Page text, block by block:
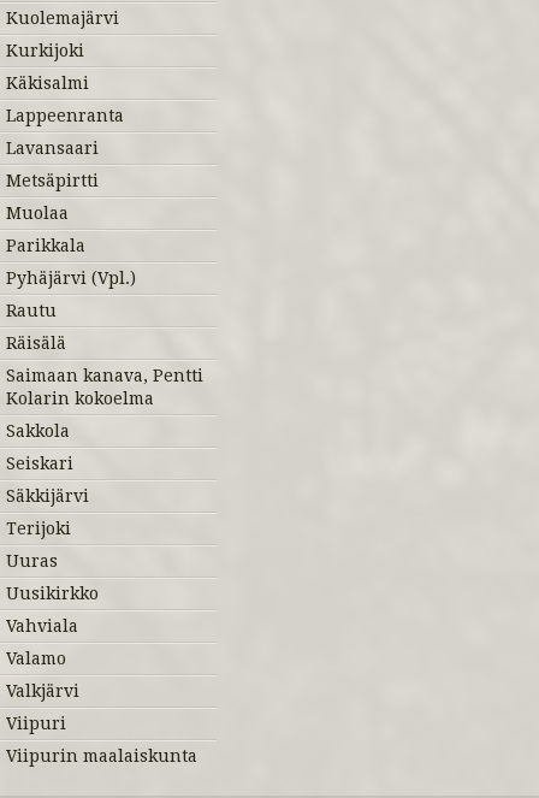
Kuolemajärvi
Kurkijoki
Käkisalmi
Lappeenranta
Lavansaari
Metsäpirtti
Muolaa
Parikkala
Pyhäjärvi (Vpl.)
Rautu
Räisälä
Saimaan kanava, Pentti
Kolarin kokoelma
Sakkola
Seiskari
Säkkijärvi
Terijoki
Uuras
Uusikirkko
Vahviala
Valamo
Valkjärvi
Viipuri
Viipurin maalaiskunta